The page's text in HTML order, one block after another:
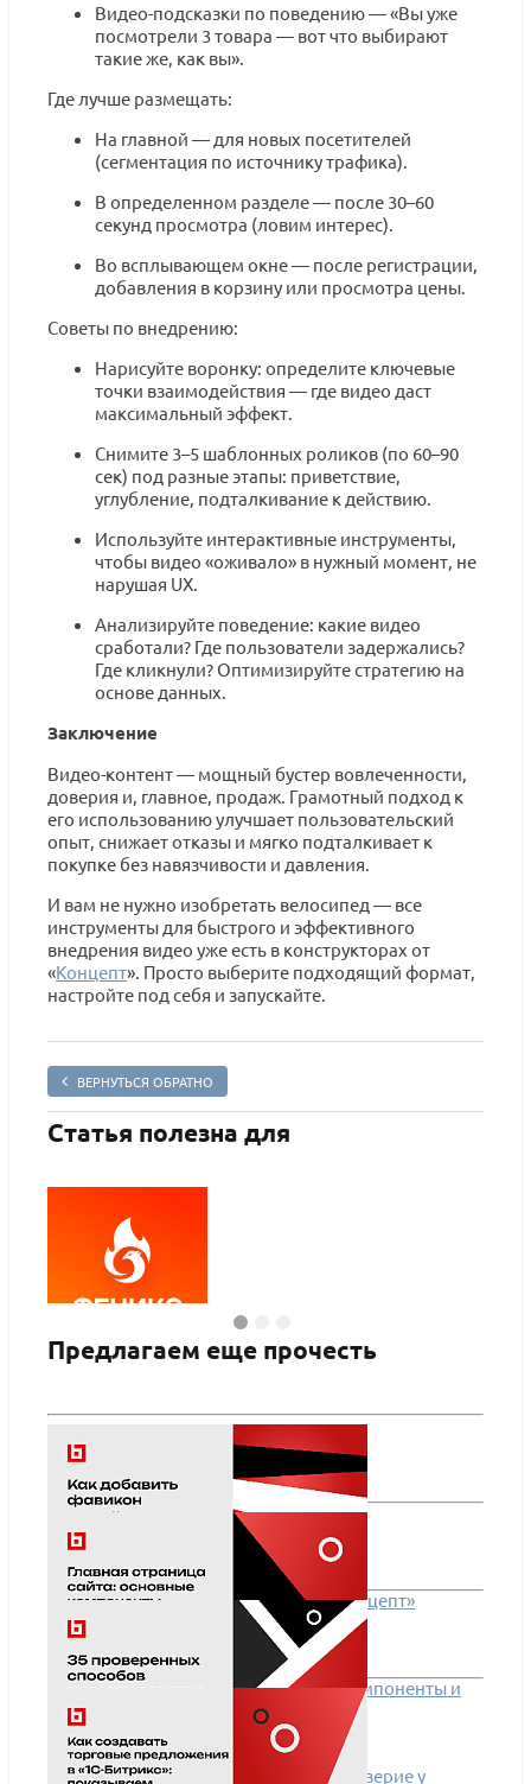
Видео-подсказки по поведению — «Вы уже
посмотрели 3 товара — вот что выбирают
такие же, как вы».
Где лучше размещать:
На главной — для новых посетителей
(сегментация по источнику трафика).
В определенном разделе — после 30–60
секунд просмотра (ловим интерес).
Во всплывающем окне — после регистрации,
добавления в корзину или просмотра цены.
Советы по внедрению:
Нарисуйте воронку: определите ключевые
точки взаимодействия — где видео даст
максимальный эффект.
Снимите 3–5 шаблонных роликов (по 60–90
сек) под разные этапы: приветствие,
углубление, подталкивание к действию.
Используйте интерактивные инструменты,
чтобы видео «оживало» в нужный момент, не
нарушая UX.
Анализируйте поведение: какие видео
сработали? Где пользователи задержались?
Где кликнули? Оптимизируйте стратегию на
основе данных.
Заключение
Видео-контент — мощный бустер вовлеченности,
доверия и, главное, продаж. Грамотный подход к
его использованию улучшает пользовательский
опыт, снижает отказы и мягко подталкивает к
покупке без навязчивости и давления.
И вам не нужно изобретать велосипед — все
инструменты для быстрого и эффективного
внедрения видео уже есть в конструкторах от
«Концепт». Просто выберите подходящий формат,
настройте под себя и запускайте.
ВЕРНУТЬСЯ ОБРАТНО
Статья полезна для
ФЕНИКС — безлимитный конструктор интернет-
Предлагаем еще прочесть
Как добавить фавикон на сайт от «Концепт»
Главная страница сайта: основные компоненты и
принципы оформления
35 проверенных способов вызвать доверие у